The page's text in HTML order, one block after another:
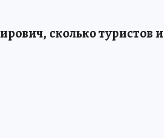
сколько туристов